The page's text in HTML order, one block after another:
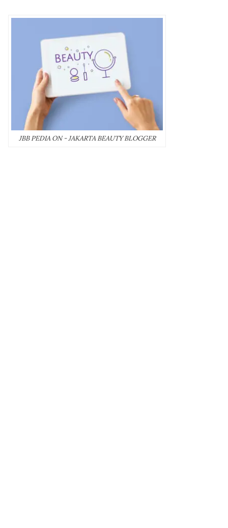
JBB PEDIA ON - JAKARTA BEAUTY BLOGGER